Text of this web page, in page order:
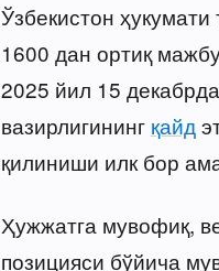
Ўзбекистон
1600 дан ортиқ
2025 йил 15
вазирлигининг қайд
қилиниши илк бор
Ҳужжатга мувофиқ,
позицияси бўйича